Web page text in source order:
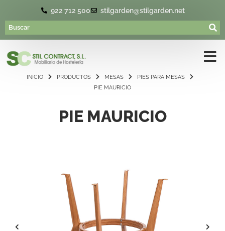
922 712 500 stilgarden@stilgarden.net
INICIO PRODUCTOS MESAS
PIES PARA MESAS
PIE MAURICIO
PIE MAURICIO